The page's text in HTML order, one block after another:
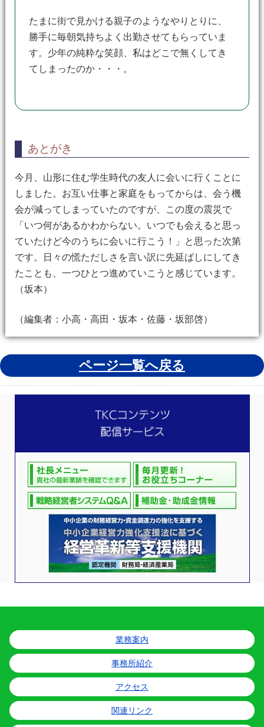
たまに街で見かける親子のようなやりとりに、
勝手に毎朝気持ちよく出勤させてもらっていま
す。少年の純粋な笑顔、私はどこで無くしてき
てしまったのか・・・。
あとがき
今月、山形に住む学生時代の友人に会いに行くことに
しました。お互い仕事と家庭をもってからは、会う機
会が減ってしまっていたのですが、この度の震災で
「いつ何があるかわからない。いつでも会えると思っ
ていたけど今のうちに会いに行こう！」と思った次第
です。日々の慌ただしさを言い訳に先延ばしにしてき
たことも、一つひとつ進めていこうと感じています。
（坂本）
（編集者：小高・高田・坂本・佐藤・坂部啓）
ページ一覧へ戻る
業務案内
事務所紹介
アクセス
関連リンク